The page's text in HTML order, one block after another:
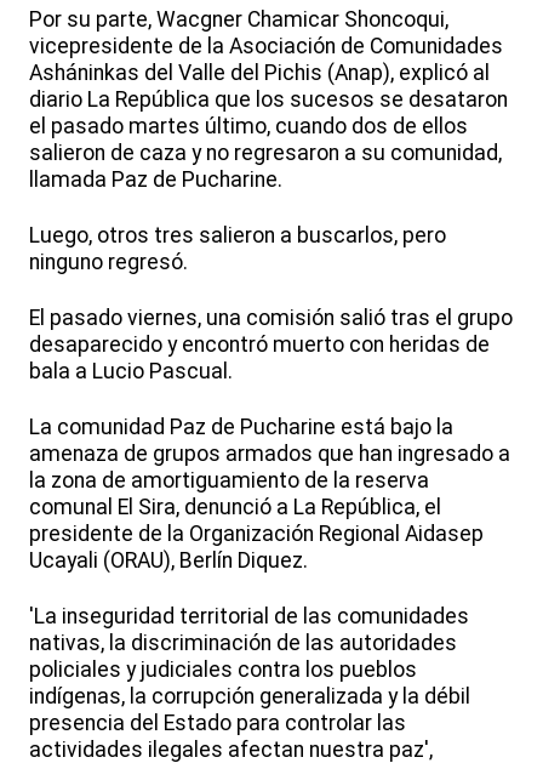
Por su parte, Wacgner Chamicar Shoncoqui,
vicepresidente de la Asociación de Comunidades
Asháninkas del Valle del Pichis (Anap), explicó al
diario La República que los sucesos se desataron
el pasado martes último, cuando dos de ellos
salieron de caza y no regresaron a su comunidad,
llamada Paz de Pucharine.
Luego, otros tres salieron a buscarlos, pero
ninguno regresó.
El pasado viernes, una comisión salió tras el grupo
desaparecido y encontró muerto con heridas de
bala a Lucio Pascual.
La comunidad Paz de Pucharine está bajo la
amenaza de grupos armados que han ingresado a
la zona de amortiguamiento de la reserva
comunal El Sira, denunció a La República, el
presidente de la Organización Regional Aidasep
Ucayali (ORAU), Berlín Diquez.
'La inseguridad territorial de las comunidades
nativas, la discriminación de las autoridades
policiales y judiciales contra los pueblos
indígenas, la corrupción generalizada y la débil
presencia del Estado para controlar las
actividades ilegales afectan nuestra paz',